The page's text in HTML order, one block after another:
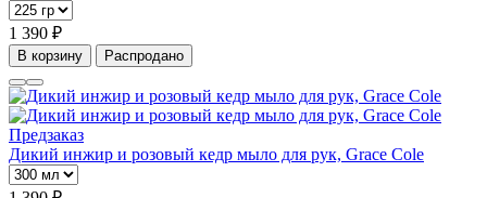
1 390 ₽
В корзину Распродано
Предзаказ
Дикий инжир и розовый кедр мыло для рук, Grace Cole